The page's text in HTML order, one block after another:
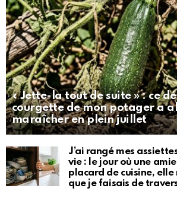
« Jette-la tout de suite » : ce
courgette de mon potager a
maraîcher en plein juillet
J’ai rangé mes
vie : le jour où une
placard de cuisine, elle
que je faisais de